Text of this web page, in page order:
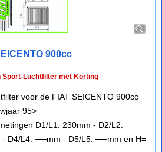
900cc
Sport-Luchtfilter met Korting
voor de FIAT SEICENTO 900cc
95>
D1/L1: 230mm - D2/L2:
D4/L4: ──mm - D5/L5: ──mm en H=